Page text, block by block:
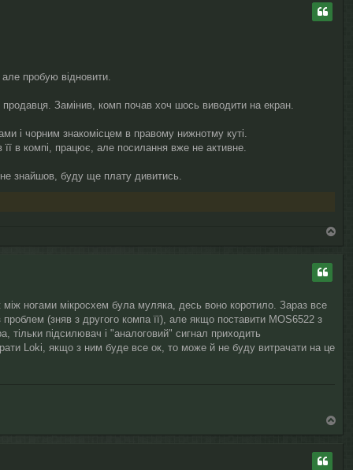
пробую відновити.
Замінив, комп почав хоч шось виводити на екран.
і чорним знакомісцем в правому нижнотму куті.
в компі, працює, але посилання вже не активне.
знайшов, буду ще плату дивитись.
ногами мікросхем була муляка, десь воно коротило. Зараз все
(зняв з другого компа її), але якщо поставити MOS6522 з
тільки підсилювач і "аналоговий" сигнал приходить
Lokі, якщо з ним буде все ок, то може й не буду витрачати на це
о